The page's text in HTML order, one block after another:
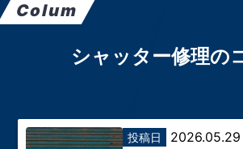
Colum
シャッター修理の
投稿日 2026.05.29